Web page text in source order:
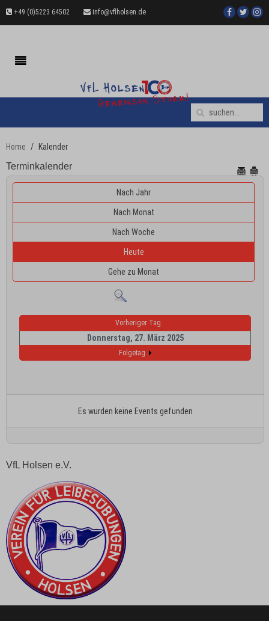
+49 (0)5223 64502 info@vflholsen.de
Home Kalender
Terminkalender
Nach Jahr
Nach Monat
Nach Woche
Heute
Gehe zu Monat
Vorheriger Tag
Donnerstag, 27. März 2025
Folgetag
Es wurden keine Events gefunden
VfL Holsen e.V.